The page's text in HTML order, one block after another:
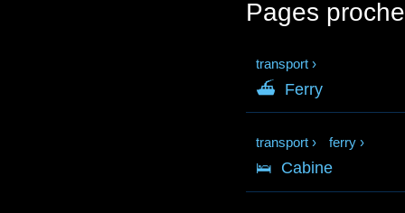
Pages
transport ›
⛴ Ferry
transport › ferry ›
🛌 Cabine